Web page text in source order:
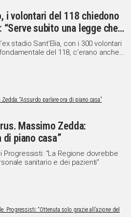
i volontari del 118 chiedono
subito una legge che li
stadio Sant’Elia, con i 300 volontari
del 118, c’erano anche
Agus (Progressisti)
Massimo Zedda:
di piano casa”
Progressisti: “La Regione dovrebbe
sanitario e dei pazienti”